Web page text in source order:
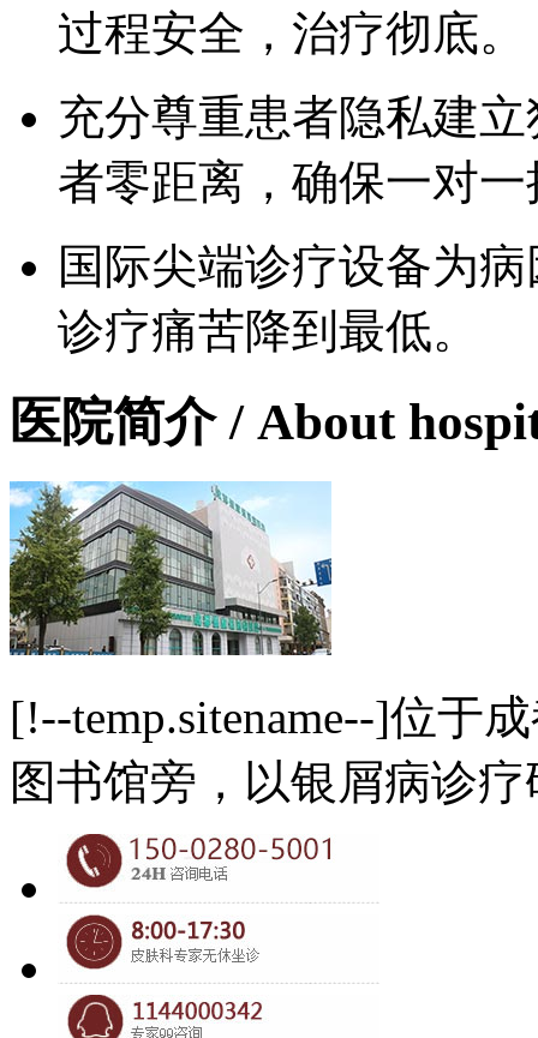
过程安全，治疗彻底。
充分尊重患者隐私建
者零距离，确保一对
国际尖端诊疗设备为
诊疗痛苦降到最低。
医院简介 / About
[!--temp.sitename--]位于
图书馆旁，以银屑病诊